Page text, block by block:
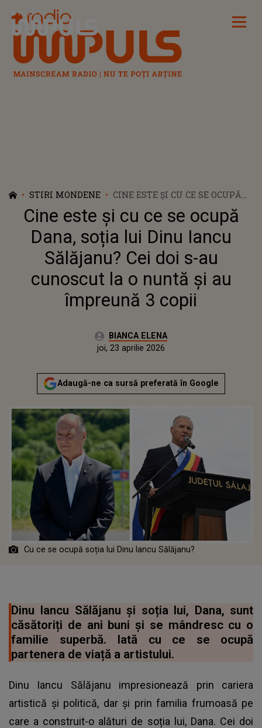
Radio Impuls
STIRI MONDENE
CINE ESTE ȘI CU CE SE OCUPĂ
DANA, SOȚIA LUI DINU IANCU
SĂLĂJANU? CEI DOI S-AU
CUNOSCUT LA O NUNTĂ ȘI AU
ÎMPREUNĂ 3 COPII
Cine este și cu ce se ocupă
Dana, soția lui Dinu Iancu
Sălăjanu? Cei doi s-au
cunoscut la o nuntă și au
împreună 3 copii
Autor:BIANCA ELENA
Publicat:
joi, 23 aprilie 2026
Adaugă-ne ca sursă preferată în Google
Cu ce se ocupă soția lui Dinu Iancu Sălăjanu?
Dinu Iancu Sălăjanu și soția lui, Dana, sunt
căsătoriți de ani buni și se mândresc cu o
familie superbă. Iată cu ce se ocupă
partenera de viață a artistului.
Dinu Iancu Sălăjanu impresionează prin cariera
artistică și politică, dar și prin familia frumoasă pe
care a construit-o alături de soția lui, Dana. Cei doi